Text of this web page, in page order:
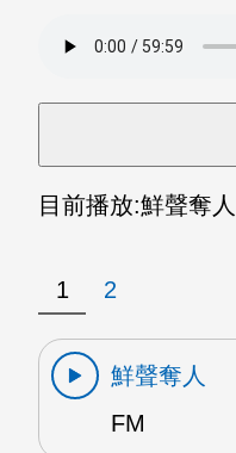
目前播放:鮮聲奪人
1 2
鮮聲奪人
FM